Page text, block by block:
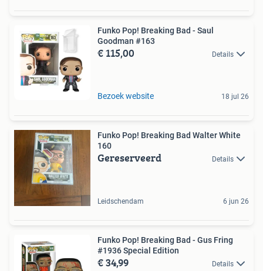
Funko Pop! Breaking Bad - Saul
Goodman #163
€ 115,00 Details
Bezoek website 18 jul 26
Funko Pop! Breaking Bad Walter White
160
Gereserveerd Details
Leidschendam 6 jun 26
Funko Pop! Breaking Bad - Gus Fring
#1936 Special Edition
€ 34,99 Details